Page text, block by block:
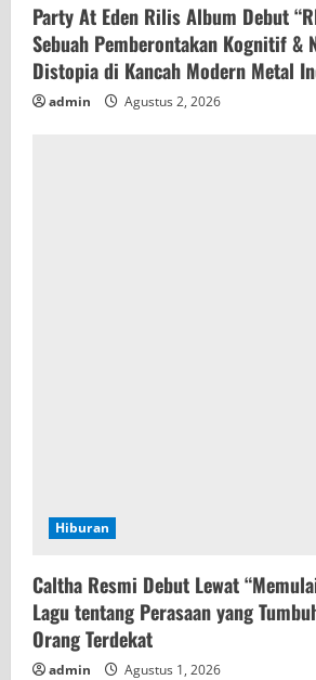
Party At Eden Rilis Album Debut
Sebuah Pemberontakan Kognitif &
Distopia di Kancah Modern Metal
admin Agustus 2, 2026
Hiburan
Caltha Resmi Debut Lewat
Lagu tentang Perasaan yang
Orang Terdekat
admin Agustus 1, 2026